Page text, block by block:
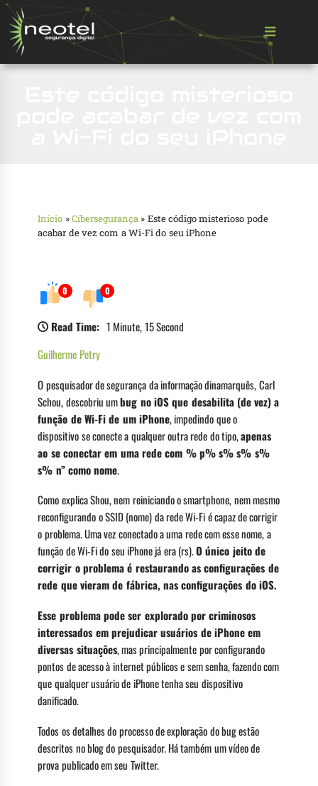
Início »Cibersegurança » Este código misterioso pode
acabar de vez com a Wi-Fi do seu iPhone
0 0
Read Time: 1 Minute, 15 Second
Guilherme Petry
O pesquisador de segurança da informação dinamarquês, Carl
Schou, descobriu umbug no iOS que desabilita (de vez) a
função de Wi-Fi de um iPhone, impedindo que o
dispositivo se conecte a qualquer outra rede do tipo,apenas
ao se conectar em uma rede com % p% s% s% s%
s% n” como nome.
Como explica Shou, nem reiniciando o smartphone, nem mesmo
reconfigurando o SSID (nome) da rede Wi-Fi é capaz de corrigir
o problema. Uma vez conectado a uma rede com esse nome, a
função de Wi-Fi do seu iPhone já era (rs).O único jeito de
corrigir o problema é restaurando as configurações de
rede que vieram de fábrica, nas configurações do iOS.
Esse problema pode ser explorado por criminosos
interessados em prejudicar usuários de iPhone em
diversas situações, mas principalmente por configurando
pontos de acesso à internet públicos e sem senha, fazendo com
que qualquer usuário de iPhone tenha seu dispositivo
danificado.
Todos os detalhes do processo de exploração do bug estão
descritos no blog do pesquisador. Há também um vídeo de
prova publicado em seu Twitter.